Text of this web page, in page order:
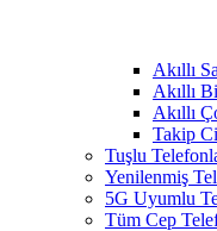
Akıllı
Akıllı
Akıllı
Takip
Tuşlu
Yenilenmiş
5G Uyumlu
Tüm Cep